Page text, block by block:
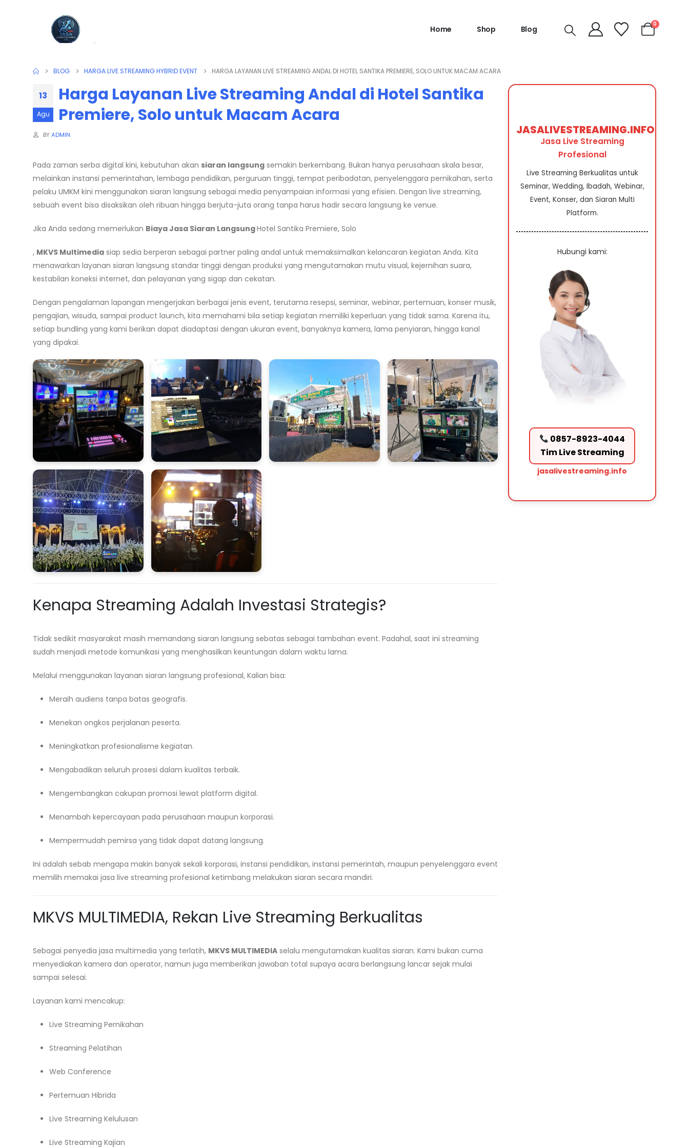
Home Shop Blog
0
BLOG HARGA LIVE STREAMING HYBRID EVENT HARGA LAYANAN LIVE STREAMING ANDAL DI HOTEL SANTIKA PREMIERE, SOLO UNTUK MACAM ACARA
13
Agu
Harga Layanan Live Streaming Andal di Hotel Santika
Premiere, Solo untuk Macam Acara
BYADMIN
Pada zaman serba digital kini, kebutuhan akan siaran langsung semakin berkembang. Bukan hanya perusahaan skala besar,
melainkan instansi pemerintahan, lembaga pendidikan, perguruan tinggi, tempat peribadatan, penyelenggara pernikahan, serta
pelaku UMKM kini menggunakan siaran langsung sebagai media penyampaian informasi yang efisien. Dengan live streaming,
sebuah event bisa disaksikan oleh ribuan hingga berjuta-juta orang tanpa harus hadir secara langsung ke venue.
Jika Anda sedang memerlukan Biaya Jasa Siaran LangsungHotel Santika Premiere, Solo
, MKVS Multimedia siap sedia berperan sebagai partner paling andal untuk memaksimalkan kelancaran kegiatan Anda. Kita
menawarkan layanan siaran langsung standar tinggi dengan produksi yang mengutamakan mutu visual, kejernihan suara,
kestabilan koneksi internet, dan pelayanan yang sigap dan cekatan.
Dengan pengalaman lapangan mengerjakan berbagai jenis event, terutama resepsi, seminar, webinar, pertemuan, konser musik,
pengajian, wisuda, sampai product launch, kita memahami bila setiap kegiatan memiliki keperluan yang tidak sama. Karena itu,
setiap bundling yang kami berikan dapat diadaptasi dengan ukuran event, banyaknya kamera, lama penyiaran, hingga kanal
yang dipakai.
Kenapa Streaming Adalah Investasi Strategis?
Tidak sedikit masyarakat masih memandang siaran langsung sebatas sebagai tambahan event. Padahal, saat ini streaming
sudah menjadi metode komunikasi yang menghasilkan keuntungan dalam waktu lama.
Melalui menggunakan layanan siaran langsung profesional, Kalian bisa:
Meraih audiens tanpa batas geografis.
Menekan ongkos perjalanan peserta.
Meningkatkan profesionalisme kegiatan.
Mengabadikan seluruh prosesi dalam kualitas terbaik.
Mengembangkan cakupan promosi lewat platform digital.
Menambah kepercayaan pada perusahaan maupun korporasi.
Mempermudah pemirsa yang tidak dapat datang langsung.
Ini adalah sebab mengapa makin banyak sekali korporasi, instansi pendidikan, instansi pemerintah, maupun penyelenggara event
memilih memakai jasa live streaming profesional ketimbang melakukan siaran secara mandiri.
MKVS MULTIMEDIA, Rekan Live Streaming Berkualitas
Sebagai penyedia jasa multimedia yang terlatih, MKVS MULTIMEDIA selalu mengutamakan kualitas siaran. Kami bukan cuma
menyediakan kamera dan operator, namun juga memberikan jawaban total supaya acara berlangsung lancar sejak mulai
sampai selesai.
Layanan kami mencakup:
Live Streaming Pernikahan
Streaming Pelatihan
Web Conference
Pertemuan Hibrida
Live Streaming Kelulusan
Live Streaming Kajian
JASALIVESTREAMING.INFO
Jasa Live Streaming
Profesional
Live Streaming Berkualitas untuk
Seminar, Wedding, Ibadah, Webinar,
Event, Konser, dan Siaran Multi
Platform.
Hubungi kami:
0857-8923-4044
Tim Live Streaming
jasalivestreaming.info